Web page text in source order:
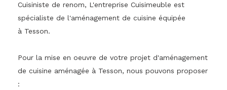
Cuisiniste de renom, L'entreprise Cuisimeuble est
spécialiste de l'aménagement de cuisine équipée
à Tesson.
Pour la mise en oeuvre de votre projet d'aménagement
de cuisine aménagée à Tesson, nous pouvons proposer
: